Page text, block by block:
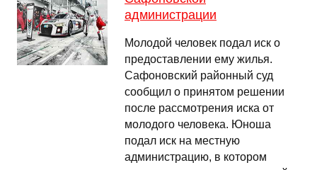
администрации
Молодой человек подал иск о
предоставлении ему жилья.
Сафоновский районный суд
сообщил о принятом решении
после рассмотрения иска от
молодого человека. Юноша
подал иск на местную
администрацию, в котором